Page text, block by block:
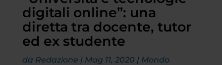
digitali online”: una
diretta tra docente, tutor
ed ex studente
da Redazione | Mag 11, 2020 | Mondo